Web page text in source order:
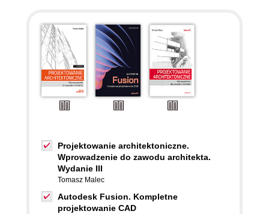
Projektowanie architektoniczne.
Wprowadzenie do zawodu architekta.
Wydanie III
Tomasz Malec
Autodesk Fusion. Kompletne
projektowanie CAD